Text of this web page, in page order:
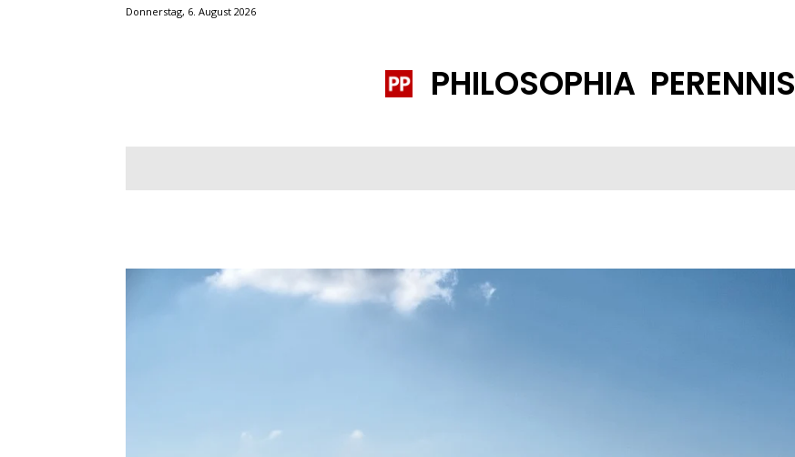
Donnerstag, 6. August 2026
PHILOSOPHIA PERENNIS